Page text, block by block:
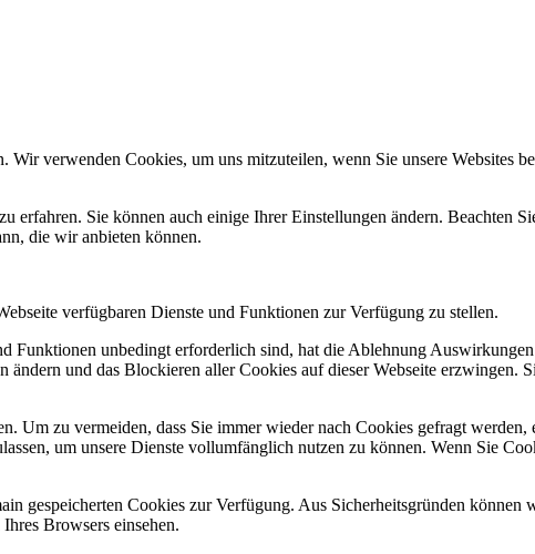
verwenden Cookies, um uns mitzuteilen, wenn Sie unsere Websites
erfahren. Sie können auch einige Ihrer Einstellungen ändern. Beachten
die wir anbieten können.
verfügbaren Dienste und Funktionen zur Verfügung zu stellen.
Funktionen unbedingt erforderlich sind, hat die Ablehnung
und das Blockieren aller Cookies auf dieser Webseite erzwingen.
Um zu vermeiden, dass Sie immer wieder nach Cookies gefragt
um unsere Dienste vollumfänglich nutzen zu können. Wenn Sie
gespeicherten Cookies zur Verfügung. Aus Sicherheitsgründen
Browsers einsehen.